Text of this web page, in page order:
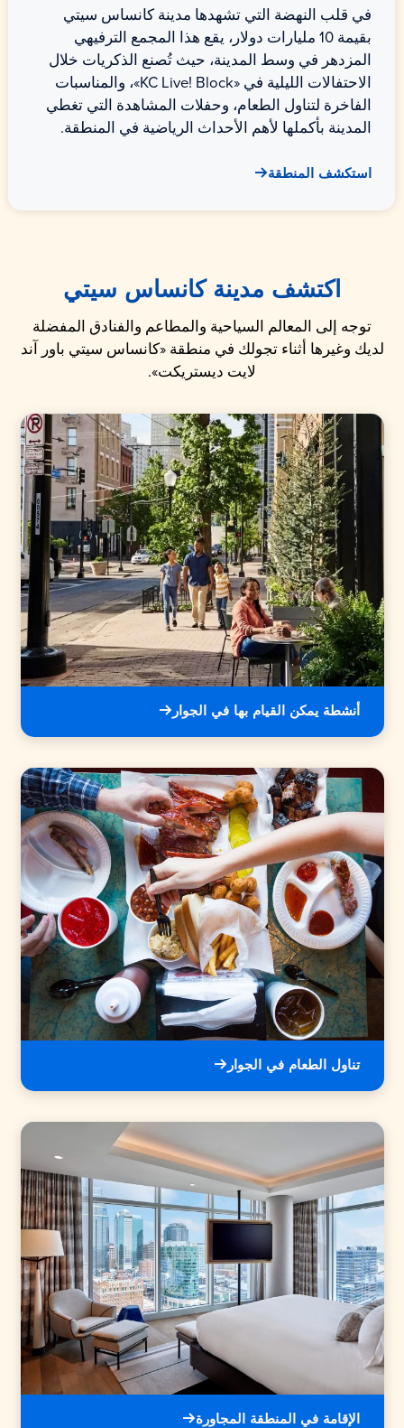
في قلب النهضة التي تشهدها مدينة كانساس سيتي
بقيمة 10 مليارات دولار، يقع هذا المجمع الترفيهي
المزدهر في وسط المدينة، حيث تُصنع الذكريات خلال
الاحتفالات الليلية في «KC Live! Block»، والمناسبات
الفاخرة لتناول الطعام، وحفلات المشاهدة التي تغطي
المدينة بأكملها لأهم الأحداث الرياضية في المنطقة.
استكشف المنطقة
اكتشف مدينة كانساس سيتي
توجه إلى المعالم السياحية والمطاعم والفنادق المفضلة
لديك وغيرها أثناء تجولك في منطقة «كانساس سيتي باور آند
لايت ديستريكت».
أنشطة يمكن القيام بها في الجوار
تناول الطعام في الجوار
الإقامة في المنطقة المجاورة